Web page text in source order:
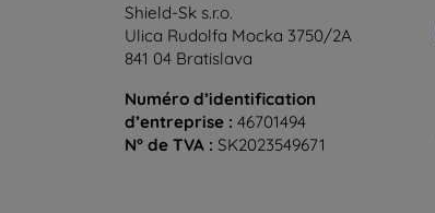
Shield-Sk s.r.o.
Ulica Rudolfa Mocka 3750/2A
841 04 Bratislava
Numéro d’identification
d’entreprise : 46701494
N° de TVA : SK2023549671